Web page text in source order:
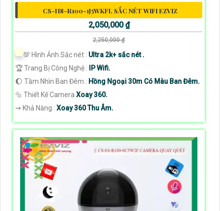
CS-H8-R100-1J5WKFL SẮC NÉT WIFI EZVIZ
2,050,000 ₫
2,250,000 ₫
💯 Hình Ảnh Sắc nét : Ultra 2k+ sắc nét .
🏆 Trang Bị Công Nghệ :
IP Wifi.
🌔 Tầm Nhìn Ban Đêm : Hồng Ngoại 30m Có Màu Ban Đêm.
🔩 Thiết Kế Camera Xoay 360.
️⇝ Khả Năng : Xoay 360 Thu Âm.